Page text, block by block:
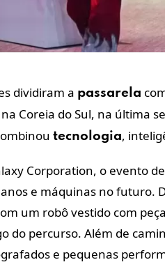
dividiram a passarela
Coreia do Sul, na última
tecnologia,
Corporation, o evento
e máquinas no futuro.
um robô vestido com
do percurso. Além de
e pequenas